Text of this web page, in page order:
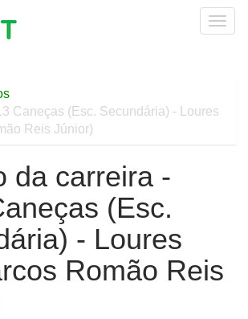
Caneças (Esc. Secundária) - Loures
Reis Júnior)
da carreira -
(Esc.
- Loures
Romão Reis